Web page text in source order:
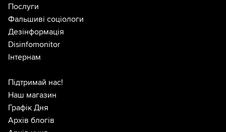
Послуги
Фальшиві соціологи
Дезінформація
Disinfomonitor
Інтернам
Підтримай нас!
Наш магазин
Графік Дня
Архів блогів